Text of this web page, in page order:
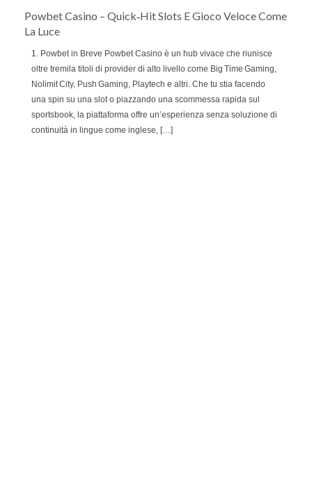
Powbet Casino – Quick‑Hit Slots E Gioco Veloce Come
La Luce
1. Powbet in Breve Powbet Casino è un hub vivace che riunisce
oltre tremila titoli di provider di alto livello come Big Time Gaming,
Nolimit City, Push Gaming, Playtech e altri. Che tu stia facendo
una spin su una slot o piazzando una scommessa rapida sul
sportsbook, la piattaforma offre un’esperienza senza soluzione di
continuità in lingue come inglese, […]